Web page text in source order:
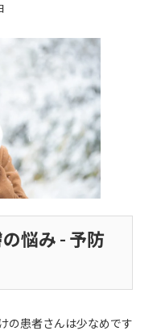
悩み - 予防
の患者さんは少なめです